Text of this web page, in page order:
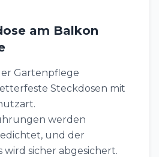
am Balkon
Gartenpflege
Steckdosen mit
werden
und der
sicher abgesichert.